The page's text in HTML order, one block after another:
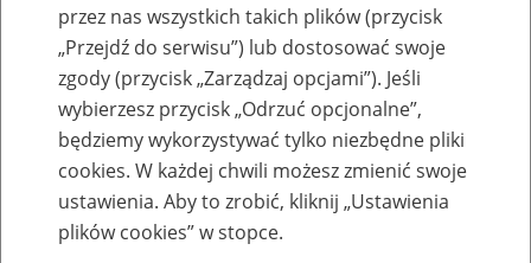
Zaproś ZUS do siebie - zakładanie profili
eZUS w siedzibie Twojej firmy
przez nas wszystkich takich plików (przycisk
„Przejdź do serwisu”) lub dostosować swoje
zgody (przycisk „Zarządzaj opcjami”). Jeśli
wybierzesz przycisk „Odrzuć opcjonalne”,
będziemy wykorzystywać tylko niezbędne pliki
cookies. W każdej chwili możesz zmienić swoje
ustawienia. Aby to zrobić, kliknij „Ustawienia
plików cookies” w stopce.